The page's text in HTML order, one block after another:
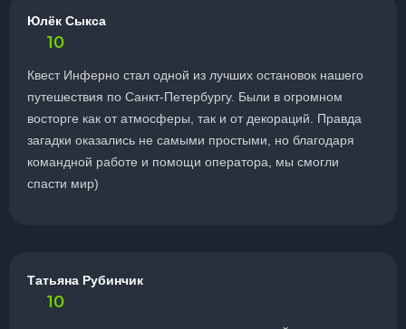
Юлёк Сыкса
10
Квест Инферно стал одной из лучших остановок нашего
путешествия по Санкт-Петербургу. Были в огромном
восторге как от атмосферы, так и от декораций. Правда
загадки оказались не самыми простыми, но благодаря
командной работе и помощи оператора, мы смогли
спасти мир)
Татьяна Рубинчик
10